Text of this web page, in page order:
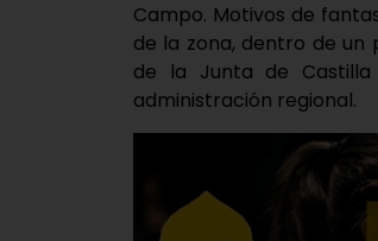
Campo. Motivos de
de la zona, dentro de un
de la Junta de
administración regional.